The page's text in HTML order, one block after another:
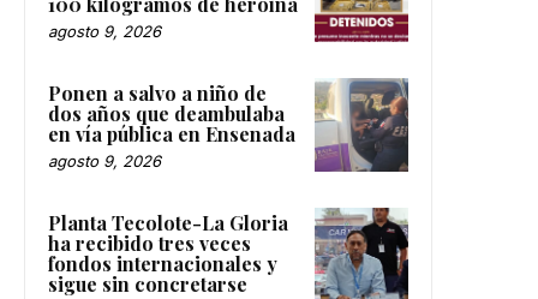
agosto 9, 2026
Ponen a salvo a niño de
dos años que deambulaba
en vía pública en Ensenada
agosto 9, 2026
Planta Tecolote-La Gloria
ha recibido tres veces
fondos internacionales y
sigue sin concretarse